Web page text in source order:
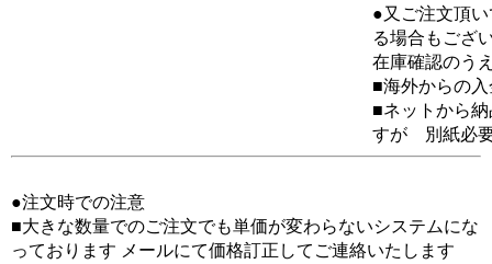
●又ご注文頂
る場合もござ
在庫確認のう
■海外からの
■ネットから
すが 別紙必
●注文時での注意
■大きな数量でのご注文でも単価が変わらないシステムにな
っております メールにて価格訂正してご連絡いたします